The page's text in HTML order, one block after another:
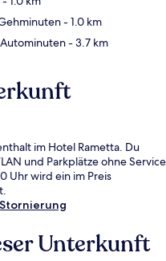
- 1.0 km
- 3.7 km
im Hotel Rametta. Du
und Parkplätze ohne Service
Uhr wird ein im Preis
Unterkunft